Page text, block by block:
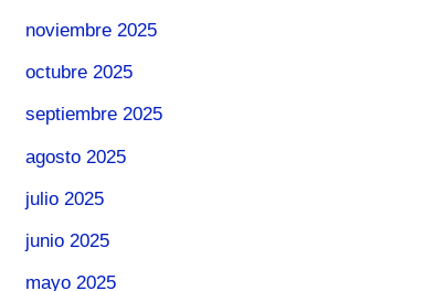
noviembre 2025
octubre 2025
septiembre 2025
agosto 2025
julio 2025
junio 2025
mayo 2025